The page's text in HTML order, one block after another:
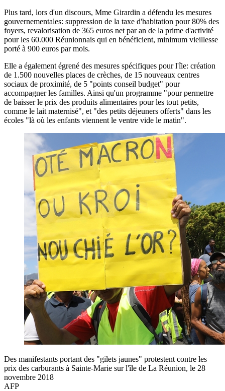
Plus tard, lors d'un discours, Mme Girardin a défendu les mesures
gouvernementales: suppression de la taxe d'habitation pour 80% des
foyers, revalorisation de 365 euros net par an de la prime d'activité
pour les 60.000 Réunionnais qui en bénéficient, minimum vieillesse
porté à 900 euros par mois.
Elle a également égrené des mesures spécifiques pour l'île: création
de 1.500 nouvelles places de crèches, de 15 nouveaux centres
sociaux de proximité, de 5 "points conseil budget" pour
accompagner les familles. Ainsi qu'un programme "pour permettre
de baisser le prix des produits alimentaires pour les tout petits,
comme le lait maternisé", et "des petits déjeuners offerts" dans les
écoles "là où les enfants viennent le ventre vide le matin".
Des manifestants portant des "gilets jaunes" protestent contre les
prix des carburants à Sainte-Marie sur l'île de La Réunion, le 28
novembre 2018
AFP